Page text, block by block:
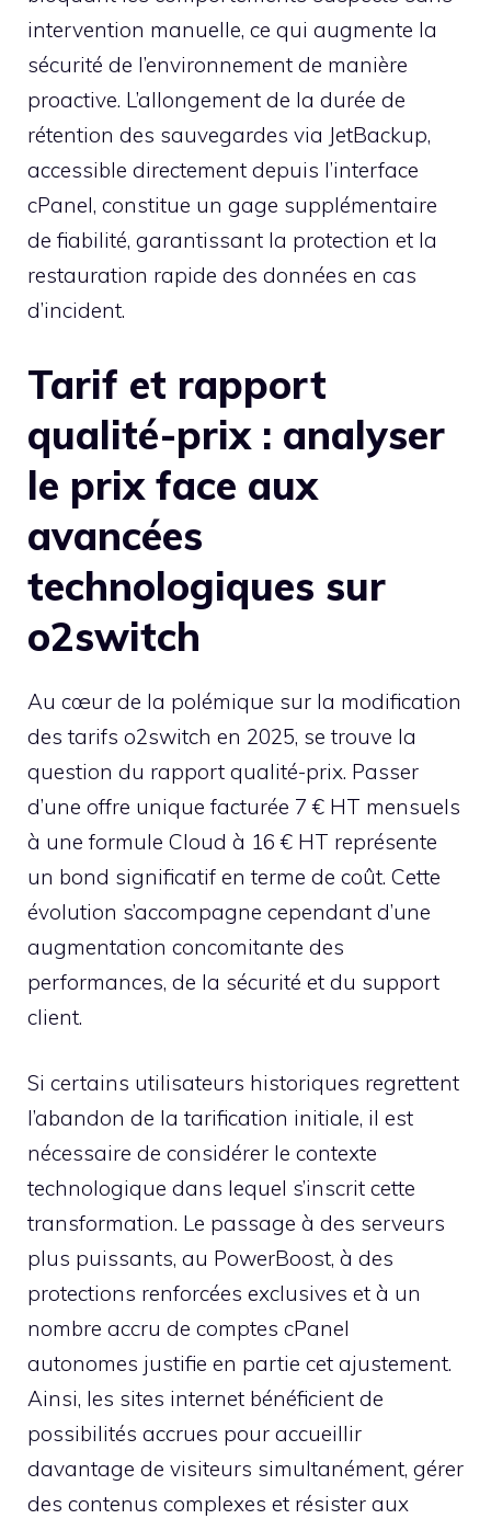
intervention manuelle, ce qui augmente la
sécurité de l’environnement de manière
proactive. L’allongement de la durée de
rétention des sauvegardes via JetBackup,
accessible directement depuis l’interface
cPanel, constitue un gage supplémentaire
de fiabilité, garantissant la protection et la
restauration rapide des données en cas
d’incident.
Tarif et rapport
qualité-prix : analyser
le prix face aux
avancées
technologiques sur
o2switch
Au cœur de la polémique sur la modification
des tarifs o2switch en 2025, se trouve la
question du rapport qualité-prix. Passer
d’une offre unique facturée 7 € HT mensuels
à une formule Cloud à 16 € HT représente
un bond significatif en terme de coût. Cette
évolution s’accompagne cependant d’une
augmentation concomitante des
performances, de la sécurité et du support
client.
Si certains utilisateurs historiques regrettent
l’abandon de la tarification initiale, il est
nécessaire de considérer le contexte
technologique dans lequel s’inscrit cette
transformation. Le passage à des serveurs
plus puissants, au PowerBoost, à des
protections renforcées exclusives et à un
nombre accru de comptes cPanel
autonomes justifie en partie cet ajustement.
Ainsi, les sites internet bénéficient de
possibilités accrues pour accueillir
davantage de visiteurs simultanément, gérer
des contenus complexes et résister aux